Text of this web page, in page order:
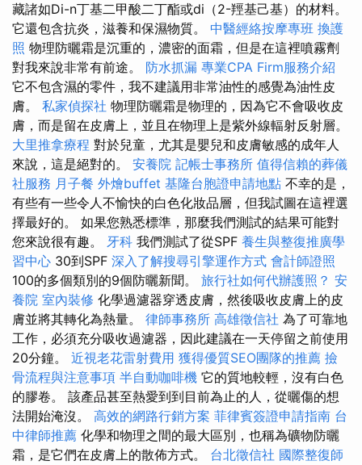
藏諸如Di-n丁基二甲酸二丁酯或di（2-羥基己基）的材料。
它還包含抗炎，滋養和保濕物質。 中醫經絡按摩專班 換護
照 物理防曬霜是沉重的，濃密的面霜，但是在這裡噴霧劑
對我來說非常有前途。 防水抓漏 專業CPA Firm服務介紹
它不包含濕的零件，我不建議用非常油性的感覺為油性皮
膚。 私家偵探社 物理防曬霜是物理的，因為它不會吸收皮
膚，而是留在皮膚上，並且在物理上是紫外線輻射反射層。
大里推拿療程 對於兒童，尤其是嬰兒和皮膚敏感的成年人
來說，這是絕對的。 安養院 記帳士事務所 值得信賴的葬儀
社服務 月子餐 外燴buffet 基隆台胞證申請地點 不幸的是，
有些有一些令人不愉快的白色化妝品層，但我試圖在這裡選
擇最好的。 如果您熟悉標準，那麼我們測試的結果可能對
您來說很有趣。 牙科 我們測試了從SPF 養生與整復推廣學
習中心 30到SPF 深入了解搜尋引擎運作方式 會計師證照
100的多個類別的9個防曬新聞。 旅行社如何代辦護照？ 安
養院 室內裝修 化學過濾器穿透皮膚，然後吸收皮膚上的皮
膚並將其轉化為熱量。 律師事務所 高雄徵信社 為了可靠地
工作，必須充分吸收過濾器，因此建議在一天停留之前使用
20分鐘。 近視老花雷射費用 獲得優質SEO團隊的推薦 撿
骨流程與注意事項 半自動咖啡機 它的質地較輕，沒有白色
的膠卷。 該產品甚至熱愛到到目前為止的人，從曬傷的想
法開始淹沒。 高效的網路行銷方案 菲律賓簽證申請指南 台
中律師推薦 化學和物理之間的最大區別，也稱為礦物防曬
霜，是它們在皮膚上的散佈方式。 台北徵信社 國際整復師